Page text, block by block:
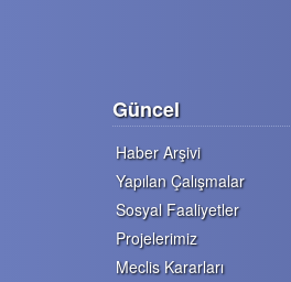
Güncel
Haber Arşivi
Yapılan Çalışmalar
Sosyal Faaliyetler
Projelerimiz
Meclis Kararları